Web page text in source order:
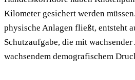
Kilometer gesichert werden
physische Anlagen fließt, entsteht
Schutzaufgabe, die mit
wachsendem demografischem